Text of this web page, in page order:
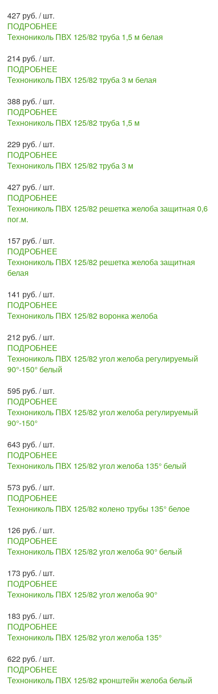
427 руб. / шт.
ПОДРОБНЕЕ
Технониколь ПВХ 125/82 труба 1,5 м белая
214 руб. / шт.
ПОДРОБНЕЕ
Технониколь ПВХ 125/82 труба 3 м белая
388 руб. / шт.
ПОДРОБНЕЕ
Технониколь ПВХ 125/82 труба 1,5 м
229 руб. / шт.
ПОДРОБНЕЕ
Технониколь ПВХ 125/82 труба 3 м
427 руб. / шт.
ПОДРОБНЕЕ
Технониколь ПВХ 125/82 решетка желоба защитная 0,6
пог.м.
157 руб. / шт.
ПОДРОБНЕЕ
Технониколь ПВХ 125/82 решетка желоба защитная
белая
141 руб. / шт.
ПОДРОБНЕЕ
Технониколь ПВХ 125/82 воронка желоба
212 руб. / шт.
ПОДРОБНЕЕ
Технониколь ПВХ 125/82 угол желоба регулируемый
90°-150° белый
595 руб. / шт.
ПОДРОБНЕЕ
Технониколь ПВХ 125/82 угол желоба регулируемый
90°-150°
643 руб. / шт.
ПОДРОБНЕЕ
Технониколь ПВХ 125/82 угол желоба 135° белый
573 руб. / шт.
ПОДРОБНЕЕ
Технониколь ПВХ 125/82 колено трубы 135° белое
126 руб. / шт.
ПОДРОБНЕЕ
Технониколь ПВХ 125/82 угол желоба 90° белый
173 руб. / шт.
ПОДРОБНЕЕ
Технониколь ПВХ 125/82 угол желоба 90°
183 руб. / шт.
ПОДРОБНЕЕ
Технониколь ПВХ 125/82 угол желоба 135°
622 руб. / шт.
ПОДРОБНЕЕ
Технониколь ПВХ 125/82 кронштейн желоба белый